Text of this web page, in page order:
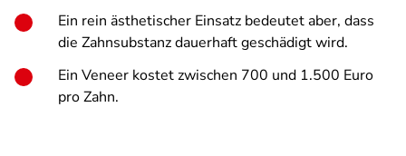
Ein rein ästhetischer Einsatz bedeutet aber, dass
die Zahnsubstanz dauerhaft geschädigt wird.
Ein Veneer kostet zwischen 700 und 1.500 Euro
pro Zahn.